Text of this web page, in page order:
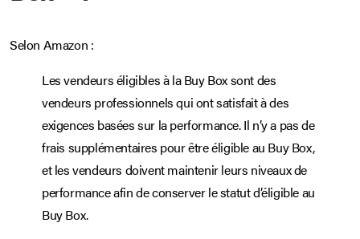
Selon Amazon :
Les vendeurs éligibles à la Buy Box sont des
vendeurs professionnels qui ont satisfait à des
exigences basées sur la performance. Il n’y a pas de
frais supplémentaires pour être éligible au Buy Box,
et les vendeurs doivent maintenir leurs niveaux de
performance afin de conserver le statut d’éligible au
Buy Box.